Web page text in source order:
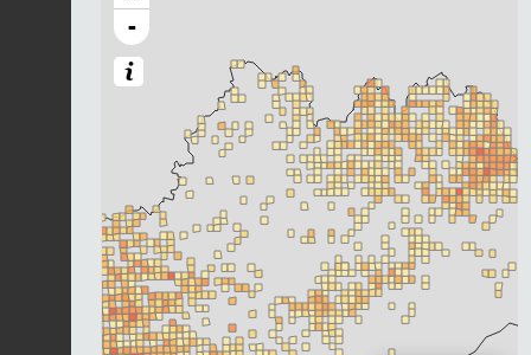
-